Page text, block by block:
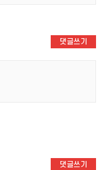
댓글쓰기
댓글쓰기